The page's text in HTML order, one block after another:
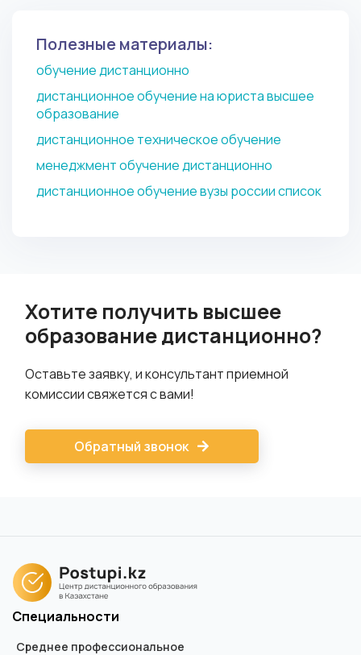
Полезные материалы:
обучение дистанционно
дистанционное обучение на юриста высшее
образование
дистанционное техническое обучение
менеджмент обучение дистанционно
дистанционное обучение вузы россии список
Хотите получить высшее
образование дистанционно?
Оставьте заявку, и консультант приемной
комиссии свяжется с вами!
Обратный звонок
Специальности
Среднее профессиональное